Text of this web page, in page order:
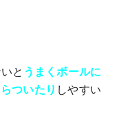
と うまくボールに
ついたり しやすい